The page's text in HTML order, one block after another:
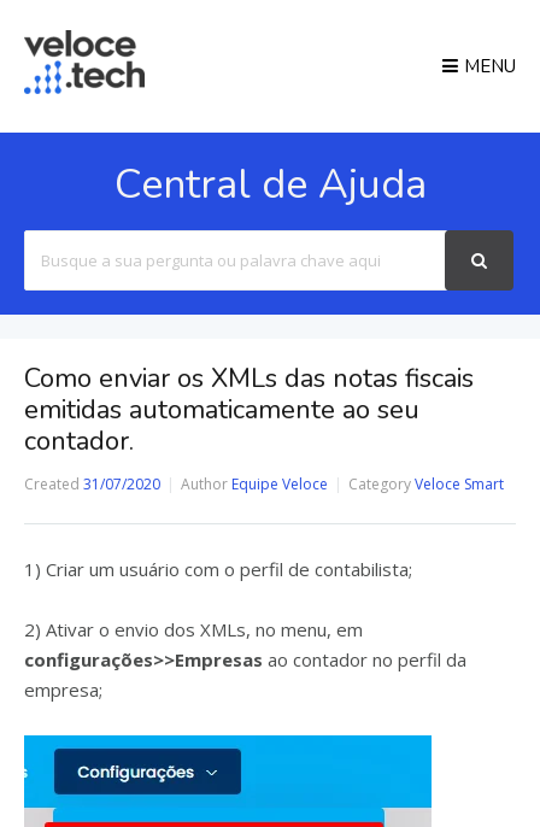
MENU
Central de Ajuda
For
Como enviar os XMLs das notas fiscais
emitidas automaticamente ao seu
contador.
Created 31/07/2020 Author Equipe Veloce CategoryVeloce Smart
1) Criar um usuário com o perfil de contabilista;
2) Ativar o envio dos XMLs, no menu, em
configurações>>Empresas ao contador no perfil da
empresa;